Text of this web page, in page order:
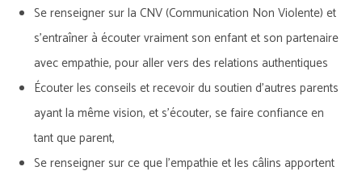
Se renseigner sur la CNV (Communication Non Violente) et
s’entraîner à écouter vraiment son enfant et son partenaire
avec empathie, pour aller vers des relations authentiques
Écouter les conseils et recevoir du soutien d’autres parents
ayant la même vision, et s’écouter, se faire confiance en
tant que parent,
Se renseigner sur ce que l’empathie et les câlins apportent